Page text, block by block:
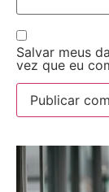
Salvar meus
vez que eu